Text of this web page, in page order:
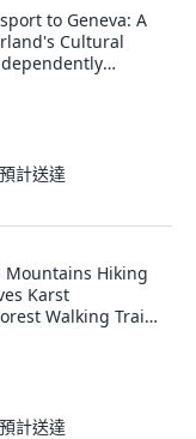
to Geneva: A
Cultural
預計送達
Mountains Hiking
Karst
Walking Trails
預計送達